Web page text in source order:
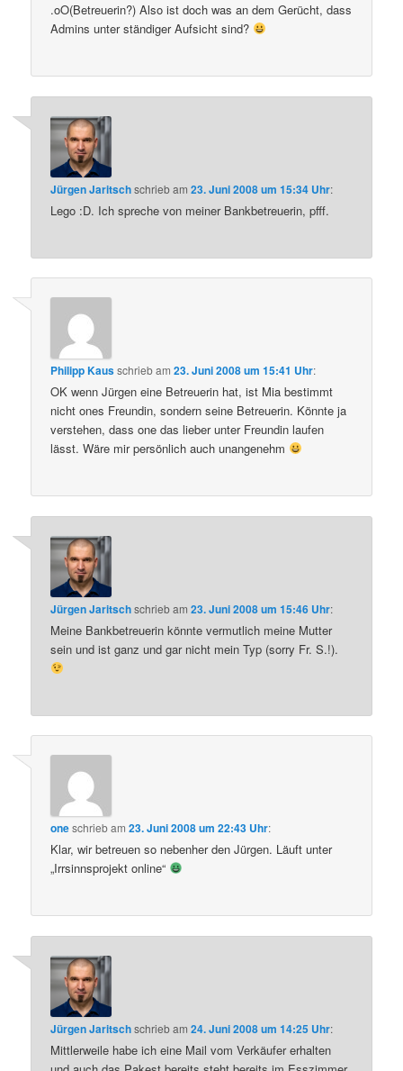
.oO(Betreuerin?) Also ist doch was an dem Gerücht, dass
Admins unter ständiger Aufsicht sind?
Jürgen Jaritschschriebam23. Juni 2008 um 15:34 Uhr:
Lego :D. Ich spreche von meiner Bankbetreuerin, pfff.
Philipp Kausschriebam23. Juni 2008 um 15:41 Uhr:
OK wenn Jürgen eine Betreuerin hat, ist Mia bestimmt
nicht ones Freundin, sondern seine Betreuerin. Könnte ja
verstehen, dass one das lieber unter Freundin laufen
lässt. Wäre mir persönlich auch unangenehm
Jürgen Jaritschschriebam23. Juni 2008 um 15:46 Uhr:
Meine Bankbetreuerin könnte vermutlich meine Mutter
sein und ist ganz und gar nicht mein Typ (sorry Fr. S.!).
oneschriebam23. Juni 2008 um 22:43 Uhr:
Klar, wir betreuen so nebenher den Jürgen. Läuft unter
„Irrsinnsprojekt online“
Jürgen Jaritschschriebam24. Juni 2008 um 14:25 Uhr:
Mittlerweile habe ich eine Mail vom Verkäufer erhalten